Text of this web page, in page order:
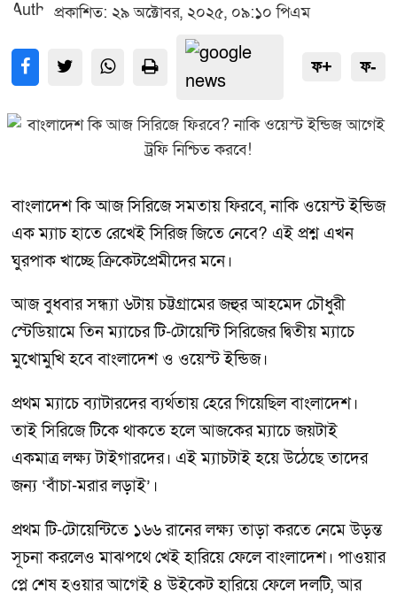
প্রকাশিত: ২৯ অক্টোবর, ২০২৫, ০৯:১০ পিএম
ফ+ ফ-
বাংলাদেশ কি আজ সিরিজে সমতায় ফিরবে, নাকি ওয়েস্ট ইন্ডিজ
এক ম্যাচ হাতে রেখেই সিরিজ জিতে নেবে? এই প্রশ্ন এখন
ঘুরপাক খাচ্ছে ক্রিকেটপ্রেমীদের মনে।
আজ বুধবার সন্ধ্যা ৬টায় চট্টগ্রামের জহুর আহমেদ চৌধুরী
স্টেডিয়ামে তিন ম্যাচের টি-টোয়েন্টি সিরিজের দ্বিতীয় ম্যাচে
মুখোমুখি হবে বাংলাদেশ ও ওয়েস্ট ইন্ডিজ।
প্রথম ম্যাচে ব্যাটারদের ব্যর্থতায় হেরে গিয়েছিল বাংলাদেশ।
তাই সিরিজে টিকে থাকতে হলে আজকের ম্যাচে জয়টাই
একমাত্র লক্ষ্য টাইগারদের। এই ম্যাচটাই হয়ে উঠেছে তাদের
জন্য ‘বাঁচা-মরার লড়াই’।
প্রথম টি-টোয়েন্টিতে ১৬৬ রানের লক্ষ্য তাড়া করতে নেমে উড়ন্ত
সূচনা করলেও মাঝপথে খেই হারিয়ে ফেলে বাংলাদেশ। পাওয়ার
প্লে শেষ হওয়ার আগেই ৪ উইকেট হারিয়ে ফেলে দলটি, আর